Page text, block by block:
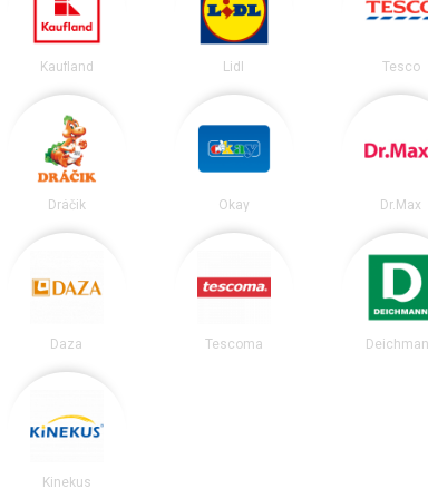
Kaufland Lidl Tesco
Dráčik Okay Dr.Max
Daza Tescoma
Kinekus